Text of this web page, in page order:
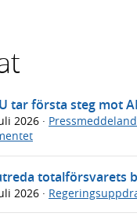
tar första steg mot
2026 ·
totalförsvarets
2026 ·